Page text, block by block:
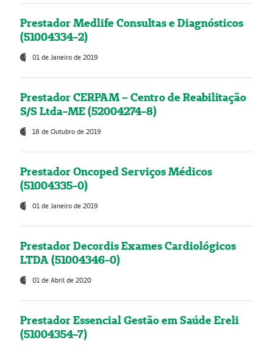
Prestador Medlife Consultas e Diagnósticos
(51004334-2)
01 de Janeiro de 2019
Prestador CERPAM – Centro de Reabilitação
S/S Ltda-ME (52004274-8)
18 de Outubro de 2019
Prestador Oncoped Serviços Médicos
(51004335-0)
01 de Janeiro de 2019
Prestador Decordis Exames Cardiológicos
LTDA (51004346-0)
01 de Abril de 2020
Prestador Essencial Gestão em Saúde Ereli
(51004354-7)